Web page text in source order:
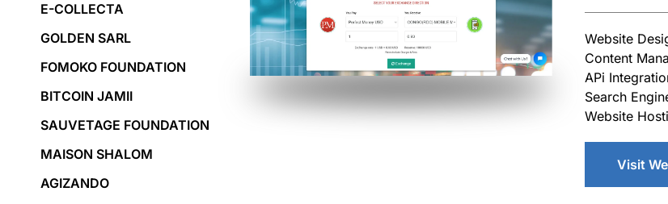
E-COLLECTA
GOLDEN SARL
FOMOKO FOUNDATION
BITCOIN JAMII
SAUVETAGE FOUNDATION
MAISON SHALOM
AGIZANDO
Website
Content
APi
Search
Website
Visit